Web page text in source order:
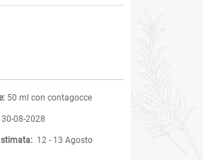
50 ml con contagocce
30-08-2028
12 - 13 Agosto